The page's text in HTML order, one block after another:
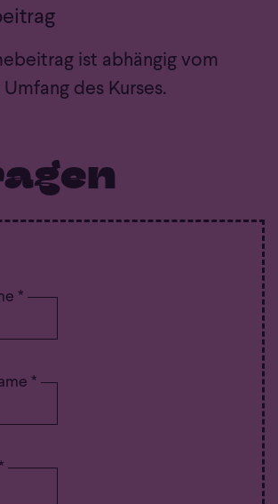
ist abhängig vom
des Kurses.
*
*